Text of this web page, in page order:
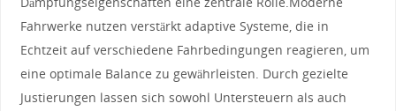
Fahrwerke​ nutzen verstärkt adaptive Systeme, die in
Echtzeit auf verschiedene Fahrbedingungen reagieren, um
eine ‍optimale‍ Balance zu gewährleisten. Durch gezielte
Justierungen lassen sich ⁢sowohl Untersteuern als auch